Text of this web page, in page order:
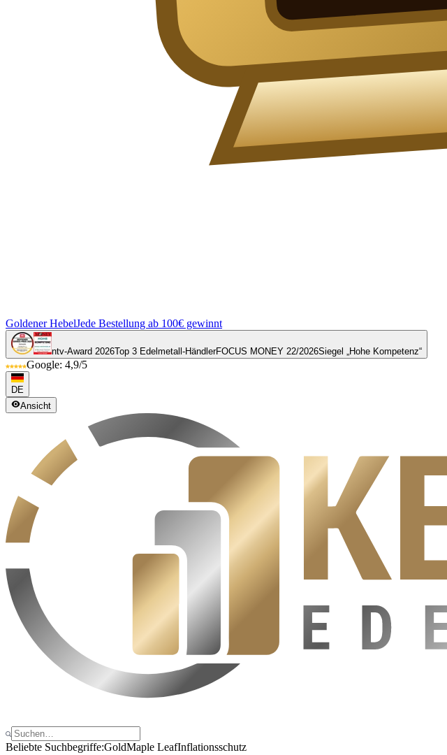
Goldener HebelJede Bestellung ab 100€ gewinnt
ntv-Award 2026Top 3 Edelmetall-HändlerFOCUS MONEY 22/2026Siegel „Hohe Kompetenz“
Google: 4,9/5
DE
Ansicht
Beliebte Suchbegriffe:GoldMaple LeafInflationsschutz